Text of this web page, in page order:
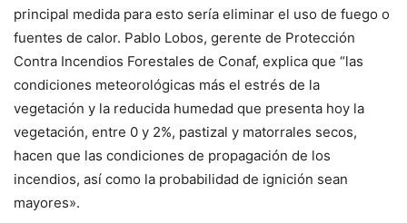
principal medida para esto sería eliminar el uso de fuego o
fuentes de calor. Pablo Lobos, gerente de Protección
Contra Incendios Forestales de Conaf, explica que “las
condiciones meteorológicas más el estrés de la
vegetación y la reducida humedad que presenta hoy la
vegetación, entre 0 y 2%, pastizal y matorrales secos,
hacen que las condiciones de propagación de los
incendios, así como la probabilidad de ignición sean
mayores».